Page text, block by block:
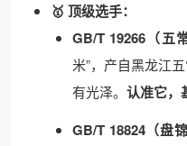
🥇 顶级选手：
GB/T 19266（五
米”，产自黑龙江
有光泽。 认准它，
GB/T 18824（盘